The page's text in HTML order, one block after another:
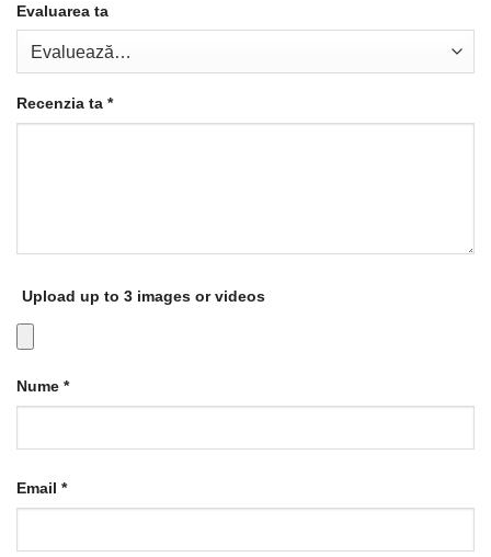
Evaluarea ta
Recenzia ta *
Upload up to 3 images or videos
Nume *
Email *